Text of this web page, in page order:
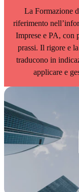
La Formazione
riferimento
Imprese e PA, con
prassi. Il rigore e
traducono in
applicare e